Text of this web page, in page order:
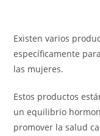
Existen varios
específicamente
las mujeres.
Estos productos
un equilibrio
promover la salud